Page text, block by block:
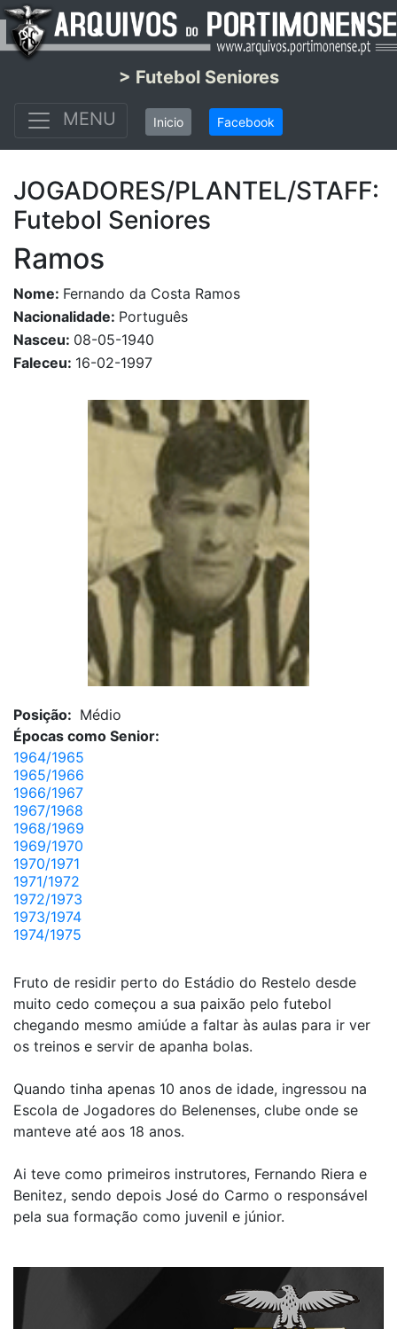
> Futebol Seniores
MENU
Inicio Facebook
JOGADORES/PLANTEL/STAFF:
Futebol Seniores
Ramos
Nome: Fernando da Costa Ramos
Nacionalidade: Português
Nasceu: 08-05-1940
Faleceu: 16-02-1997
Posição: Médio
Épocas como Senior:
1964/1965
1965/1966
1966/1967
1967/1968
1968/1969
1969/1970
1970/1971
1971/1972
1972/1973
1973/1974
1974/1975
Fruto de residir perto do Estádio do Restelo desde
muito cedo começou a sua paixão pelo futebol
chegando mesmo amiúde a faltar às aulas para ir ver
os treinos e servir de apanha bolas.
Quando tinha apenas 10 anos de idade, ingressou na
Escola de Jogadores do Belenenses, clube onde se
manteve até aos 18 anos.
Ai teve como primeiros instrutores, Fernando Riera e
Benitez, sendo depois José do Carmo o responsável
pela sua formação como juvenil e júnior.